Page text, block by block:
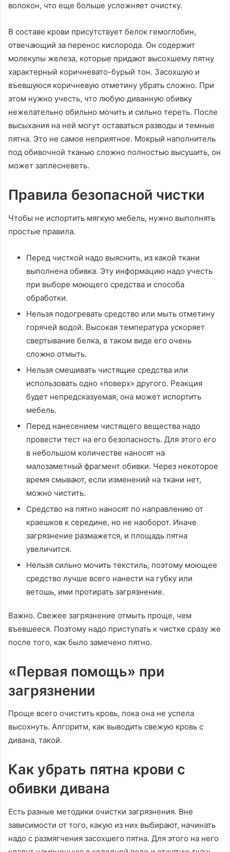
волокон, что еще больше усложняет очистку.
В составе крови присутствует белок гемоглобин,
отвечающий за перенос кислорода. Он содержит
молекулы железа, которые придают высохшему пятну
характерный коричневато-бурый тон. Засохшую и
въевшуюся коричневую отметину убрать сложно. При
этом нужно учесть, что любую диванную обивку
нежелательно обильно мочить и сильно тереть. После
высыхания на ней могут оставаться разводы и темные
пятна. Это не самое неприятное. Мокрый наполнитель
под обивочной тканью сложно полностью высушить, он
может заплесневеть.
Правила безопасной чистки
Чтобы не испортить мягкую мебель, нужно выполнять
простые правила.
Перед чисткой надо выяснить, из какой ткани
выполнена обивка. Эту информацию надо учесть
при выборе моющего средства и способа
обработки.
Нельзя подогревать средство или мыть отметину
горячей водой. Высокая температура ускоряет
свертывание белка, в таком виде его очень
сложно отмыть.
Нельзя смешивать чистящие средства или
использовать одно «поверх» другого. Реакция
будет непредсказуемая, она может испортить
мебель.
Перед нанесением чистящего вещества надо
провести тест на его безопасность. Для этого его
в небольшом количестве наносят на
малозаметный фрагмент обивки. Через некоторое
время смывают, если изменений на ткани нет,
можно чистить.
Средство на пятно наносят по направлению от
краешков к середине, но не наоборот. Иначе
загрязнение размажется, и площадь пятна
увеличится.
Нельзя сильно мочить текстиль, поэтому моющее
средство лучше всего нанести на губку или
ветошь, ими протирать загрязнение.
Важно. Свежее загрязнение отмыть проще, чем
въевшееся. Поэтому надо приступать к чистке сразу же
после того, как было замечено пятно.
«Первая помощь» при
загрязнении
Проще всего очистить кровь, пока она не успела
высохнуть. Алгоритм, как выводить свежую кровь с
дивана, такой.
Как убрать пятна крови с
обивки дивана
Есть разные методики очистки загрязнения. Вне
зависимости от того, какую из них выбирают, начинать
надо с размягчения засохшего пятна. Для этого на него